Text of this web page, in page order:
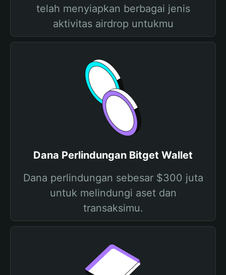
telah menyiapkan berbagai jenis
aktivitas airdrop untukmu
Dana Perlindungan Bitget Wallet
Dana perlindungan sebesar $300 juta
untuk melindungi aset dan
transaksimu.